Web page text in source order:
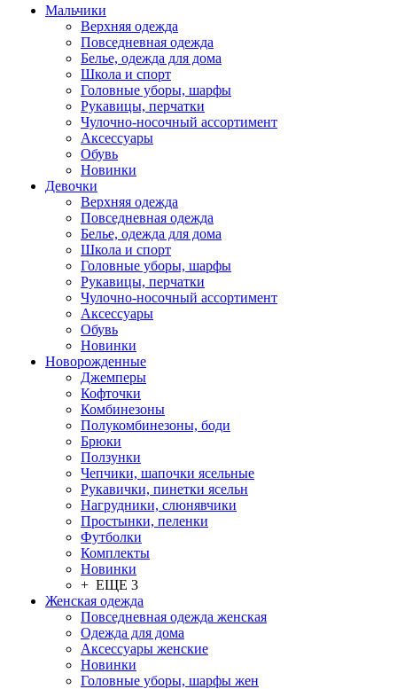
Мальчики
Верхняя одежда
Повседневная одежда
Белье, одежда для дома
Школа и спорт
Головные уборы, шарфы
Рукавицы, перчатки
Чулочно-носочный ассортимент
Аксессуары
Обувь
Новинки
Девочки
Верхняя одежда
Повседневная одежда
Белье, одежда для дома
Школа и спорт
Головные уборы, шарфы
Рукавицы, перчатки
Чулочно-носочный ассортимент
Аксессуары
Обувь
Новинки
Новорожденные
Джемперы
Кофточки
Комбинезоны
Полукомбинезоны, боди
Брюки
Ползунки
Чепчики, шапочки ясельные
Рукавички, пинетки ясельн
Нагрудники, слюнявчики
Простынки, пеленки
Футболки
Комплекты
Новинки
+ ЕЩЕ 3
Женская одежда
Повседневная одежда женская
Одежда для дома
Аксессуары женские
Новинки
Головные уборы, шарфы жен